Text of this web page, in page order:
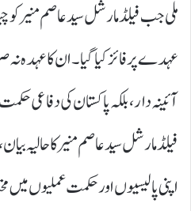
ملی جب فیلڈ مارشل سید عاصم
عہدے پر فائز کیا گیا۔ ان کا عہدہ
آئینہ دار، بلکہ پاکستان کی دفاعی
فیلڈ مارشل سید عاصم منیر کا حالیہ
اپنی پالیسیوں اور حکمت عملیوں میں